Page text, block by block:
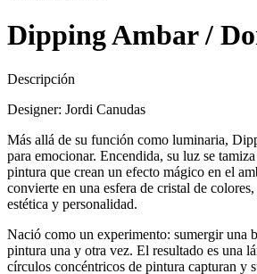
Dipping Ambar /
Descripción
Designer: Jordi Canudas
Más allá de su función como luminaria,
para emocionar. Encendida, su luz se
pintura que crean un efecto mágico en el
convierte en una esfera de cristal de
estética y personalidad.
Nació como un experimento: sumergir una
pintura una y otra vez. El resultado es una
círculos concéntricos de pintura capturan y